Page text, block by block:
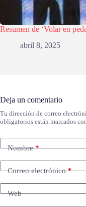
Resumen de ‘Volar en
abril 8, 2025
Deja un comentario
Tu dirección de correo
obligatorios están marcados
Nombre*
Correo electrónico*
Web